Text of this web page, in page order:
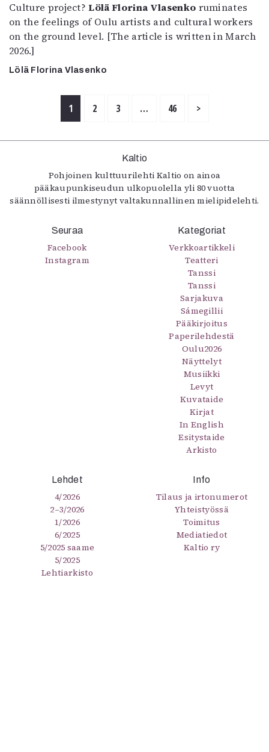
Culture project?Lölä Florina Vlasenko ruminates
on the feelings of Oulu artists and cultural workers
on the ground level. [The article is written in March
2026.]
Lölä Florina Vlasenko
1 2 3 … 46 >
Kaltio
Pohjoinen kulttuurilehti Kaltio on ainoa
pääkaupunkiseudun ulkopuolella yli 80 vuotta
säännöllisesti ilmestynyt valtakunnallinen mielipidelehti.
Seuraa
Facebook
Instagram
Kategoriat
Verkkoartikkeli
Teatteri
Tanssi
Tanssi
Sarjakuva
Sámegillii
Pääkirjoitus
Paperilehdestä
Oulu2026
Näyttelyt
Musiikki
Levyt
Kuvataide
Kirjat
In English
Esitystaide
Arkisto
Lehdet
4/2026
2–3/2026
1/2026
6/2025
5/2025 saame
5/2025
Lehtiarkisto
Info
Tilaus ja irtonumerot
Yhteistyössä
Toimitus
Mediatiedot
Kaltio ry